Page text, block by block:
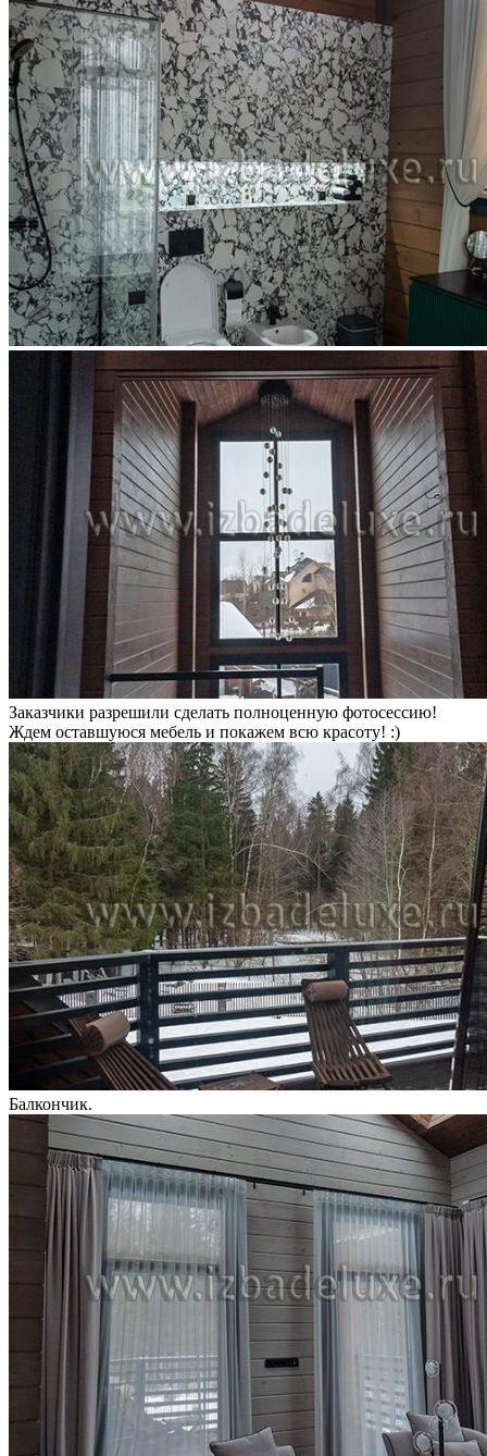
Заказчики разрешили сделать полноценную фотосессию!
Ждем оставшуюся мебель и покажем всю красоту! :)
Балкончик.